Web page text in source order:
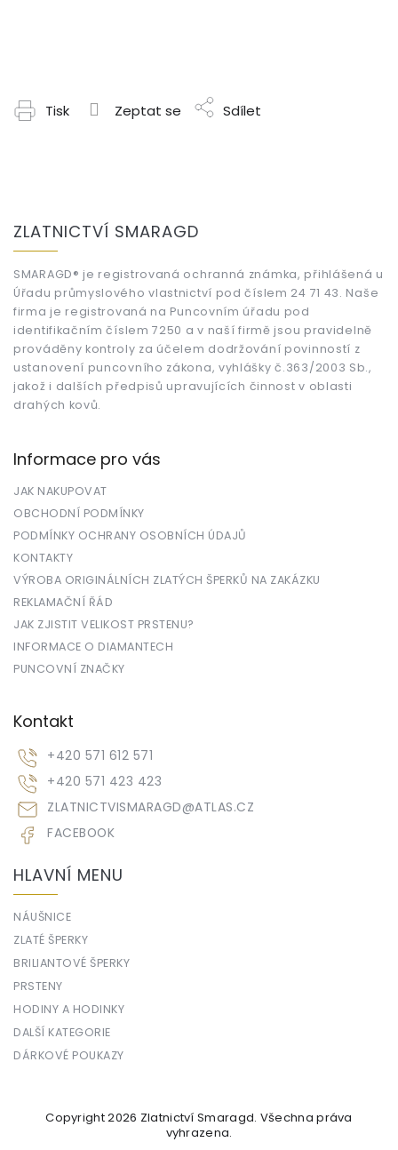
Tisk Zeptat se Sdílet
ZLATNICTVÍ SMARAGD
SMARAGD® je registrovaná ochranná známka, přihlášená u
Úřadu průmyslového vlastnictví pod číslem 24 71 43. Naše
firma je registrovaná na Puncovním úřadu pod
identifikačním číslem 7250 a v naší firmě jsou pravidelně
prováděny kontroly za účelem dodržování povinností z
ustanovení puncovního zákona, vyhlášky č.363/2003 Sb.,
jakož i dalších předpisů upravujících činnost v oblasti
drahých kovů.
Informace pro vás
JAK NAKUPOVAT
OBCHODNÍ PODMÍNKY
PODMÍNKY OCHRANY OSOBNÍCH ÚDAJŮ
KONTAKTY
VÝROBA ORIGINÁLNÍCH ZLATÝCH ŠPERKŮ NA ZAKÁZKU
REKLAMAČNÍ ŘÁD
JAK ZJISTIT VELIKOST PRSTENU?
INFORMACE O DIAMANTECH
PUNCOVNÍ ZNAČKY
Kontakt
ZLATNICTVISMARAGD@ATLAS.CZ
+420 571 612 571
+420 571 423 423
FACEBOOK
HLAVNÍ MENU
NÁUŠNICE
ZLATÉ ŠPERKY
BRILIANTOVÉ ŠPERKY
PRSTENY
HODINY A HODINKY
DALŠÍ KATEGORIE
DÁRKOVÉ POUKAZY
Copyright 2026 Zlatnictví Smaragd. Všechna práva
vyhrazena.